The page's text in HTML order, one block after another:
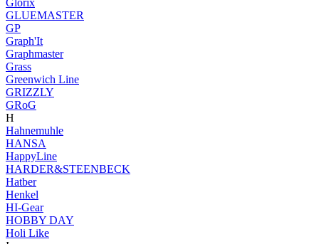
Glorix
GLUEMASTER
GP
Graph'It
Graphmaster
Grass
Greenwich Line
GRIZZLY
GRoG
H
Hahnemuhle
HANSA
HappyLine
HARDER&STEENBECK
Hatber
Henkel
HI-Gear
HOBBY DAY
Holi Like